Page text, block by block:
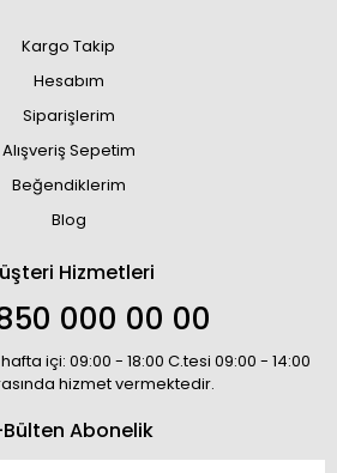
Kargo Takip
Hesabım
Siparişlerim
Alışveriş Sepetim
Beğendiklerim
Blog
Hizmetleri
000 00 00
içi: 09:00 - 18:00 C.tesi 09:00 - 14:00
hizmet vermektedir.
Bülten Abonelik